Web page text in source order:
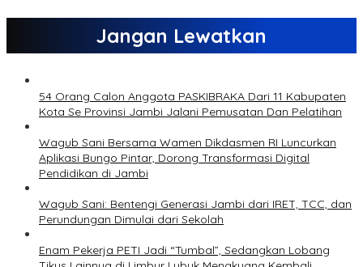
Jangan Lewatkan
54 Orang Calon Anggota PASKIBRAKA Dari 11 Kabupaten
Kota Se Provinsi Jambi Jalani Pemusatan Dan Pelatihan
Wagub Sani Bersama Wamen Dikdasmen RI Luncurkan
Aplikasi Bungo Pintar, Dorong Transformasi Digital
Pendidikan di Jambi
Wagub Sani: Bentengi Generasi Jambi dari IRET, TCC, dan
Perundungan Dimulai dari Sekolah
Enam Pekerja PETI Jadi “Tumbal”, Sedangkan Lobang